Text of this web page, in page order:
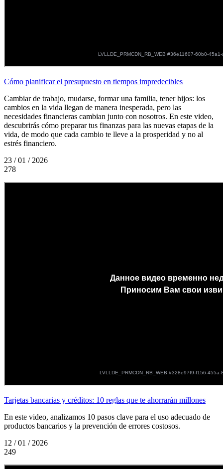
Cómo planificar el presupuesto en tiempos impredecibles
Cambiar de trabajo, mudarse, formar una familia, tener hijos: los
cambios en la vida llegan de manera inesperada, pero las
necesidades financieras cambian junto con nosotros. En este video,
descubrirás cómo preparar tus finanzas para las nuevas etapas de la
vida, de modo que cada cambio te lleve a la prosperidad y no al
estrés financiero.
23 / 01 / 2026
278
Tarjetas bancarias y créditos: 10 reglas que te ahorrarán millones
En este video, analizamos 10 pasos clave para el uso adecuado de
productos bancarios y la prevención de errores costosos.
12 / 01 / 2026
249